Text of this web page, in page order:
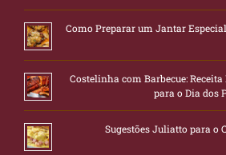
Como Preparar um Jantar
Costelinha com Barbecue:
para o Dia dos
Sugestões Juliatto para o